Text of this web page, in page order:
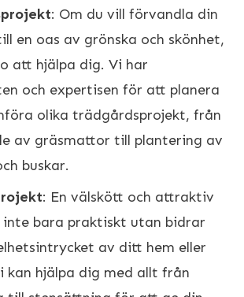
: Om du vill förvandla din
en oas av grönska och skönhet,
att hjälpa dig. Vi har
och expertisen för att planera
olika trädgårdsprojekt, från
av gräsmattor till plantering av
buskar.
: En välskött och attraktiv
bara praktiskt utan bidrar
av ditt hem eller
kan hjälpa dig med allt från